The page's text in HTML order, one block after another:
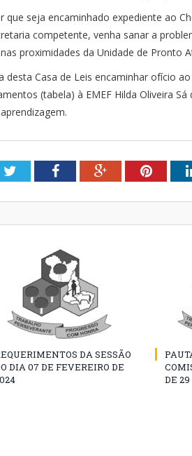
que seja encaminhado expediente ao
competente, venha sanar a
proximidades da Unidade de Pronto
desta Casa de Leis encaminhar ofício
(tabela) à EMEF Hilda Oliveira
TwitterFacebookGoogle+
DA SESSÃO
DIA 07 DE FEVEREIRO DE
DE